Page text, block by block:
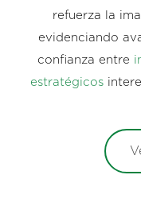
refuerza la
evidenciando
confianza entre
estratégicos